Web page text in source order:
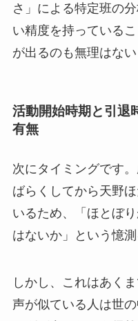
さ」による特定班の
い精度を持っている
が出るのも無理はない
活動開始時期と引退
有無
次にタイミングです
ばらくしてから天野
いるため、「ほとぼ
はないか」という憶測
しかし、これはあく
声が似ている人は世